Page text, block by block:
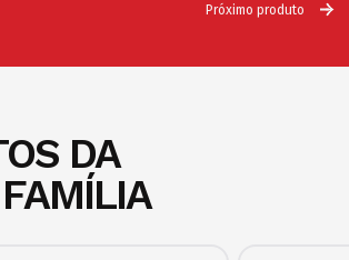
Próximo produto
DA